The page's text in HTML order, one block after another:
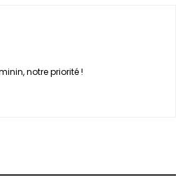
notre priorité !